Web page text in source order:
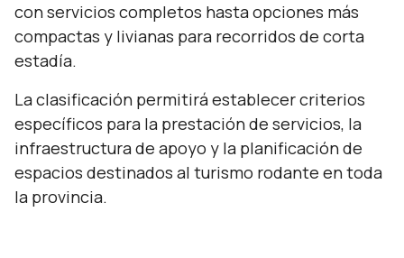
con servicios completos hasta opciones más
compactas y livianas para recorridos de corta
estadía.
La clasificación permitirá establecer criterios
específicos para la prestación de servicios, la
infraestructura de apoyo y la planificación de
espacios destinados al turismo rodante en toda
la provincia.